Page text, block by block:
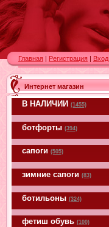
Главная | Регистрация | Вход
Интернет магазин
В НАЛИЧИИ (1455)
ботфорты (394)
сапоги (505)
зимние сапоги (83)
ботильоны (324)
фетиш обувь (100)